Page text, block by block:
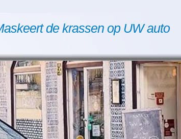
de krassen op UW auto